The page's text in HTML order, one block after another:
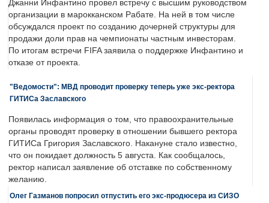
Джанни Инфантино провел встречу с высшим руководством
организации в марокканском Рабате. На ней в том числе
обсуждался проект по созданию дочерней структуры для
продажи доли прав на чемпионаты частным инвесторам.
По итогам встречи FIFA заявила о поддержке Инфантино и
отказе от проекта.
"Ведомости": МВД проводит проверку теперь уже экс-ректора
ГИТИСа Заславского
Появилась информация о том, что правоохранительные
органы проводят проверку в отношении бывшего ректора
ГИТИСа Григория Заславского. Накануне стало известно,
что он покидает должность 5 августа. Как сообщалось,
ректор написал заявление об отставке по собственному
желанию.
Олег Газманов попросил отпустить его экс-продюсера из СИЗО